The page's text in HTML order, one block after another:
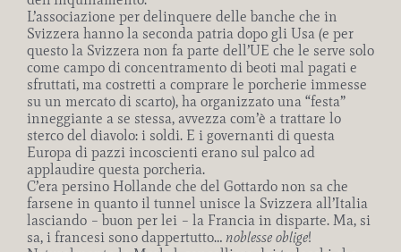
L’associazione per delinquere delle banche che in
Svizzera hanno la seconda patria dopo gli Usa (e per
questo la Svizzera non fa parte dell’UE che le serve solo
come campo di concentramento di beoti mal pagati e
sfruttati, ma costretti a comprare le porcherie immesse
su un mercato di scarto), ha organizzato una “festa”
inneggiante a se stessa, avvezza com’è a trattare lo
sterco del diavolo: i soldi. E i governanti di questa
Europa di pazzi incoscienti erano sul palco ad
applaudire questa porcheria.
C’era persino Hollande che del Gottardo non sa che
farsene in quanto il tunnel unisce la Svizzera all’Italia
lasciando – buon per lei – la Francia in disparte. Ma, si
sa, i francesi sono dappertutto… noblesse oblige!